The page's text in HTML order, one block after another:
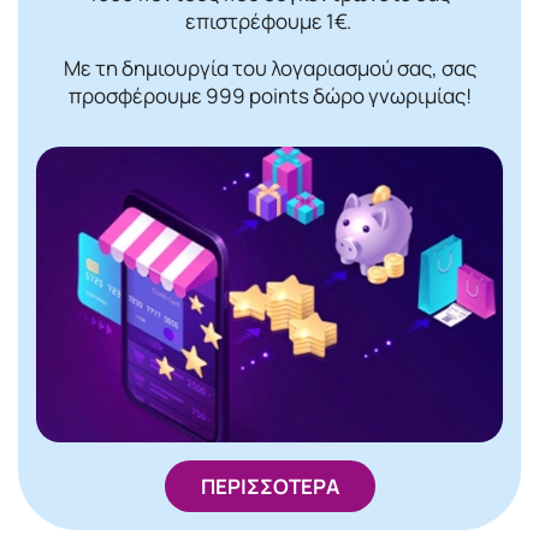
επιστρέφουμε 1€.
Με τη δημιουργία του λογαριασμού σας, σας
προσφέρουμε 999 points δώρο γνωριμίας!
ΠΕΡΙΣΣΟΤΕΡΑ